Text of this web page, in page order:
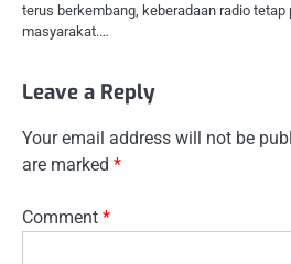
terus berkembang, keberadaan radio
masyarakat.…
Leave a Reply
Your email address will not be
are marked *
Comment *